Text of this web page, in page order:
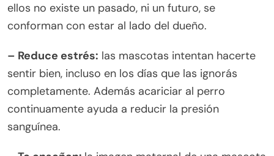
ellos no existe un pasado, ni un futuro, se
conforman con estar al lado del dueño.
– Reduce estrés: las mascotas intentan hacerte
sentir bien, incluso en los días que las ignorás
completamente. Además acariciar al perro
continuamente ayuda a reducir la presión
sanguínea.